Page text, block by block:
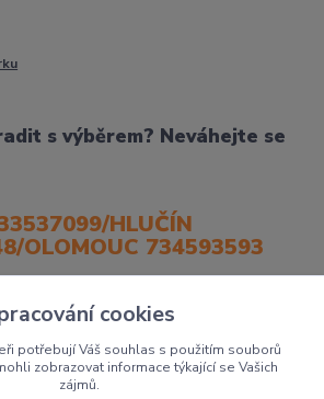
s výběrem? Neváhejte se
HLUČÍN
OLOMOUC 734593593
cookies
potřebují Váš souhlas s použitím souborů
zobrazovat informace týkající se Vašich
zájmů.